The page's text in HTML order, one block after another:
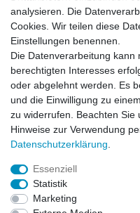
E-MAIL **
Newsletter
Honig
Hiermit bestätige ich, dass ich die
Einwilligung kann ich jederzeit
analysieren. Die
Cookies. Wir teilen diese
Einstellungen benennen.
Die Datenverarbeitung kann
berechtigten Interesses
oder abgelehnt werden. Es
und die Einwilligung zu
zu widerrufen. Beachten Sie
Hinweise zur Verwendung
Daten­schutz­erklärung
Essenziell
Statistik
Marketing